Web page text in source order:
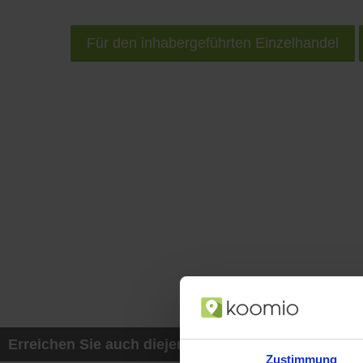
Zustimmung
Für den inhabergeführten Einzelhandel
Erreichen Sie auch diejenigen Kunden, die mit